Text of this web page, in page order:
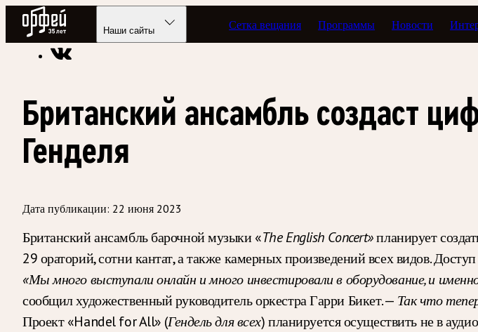
Радио Орфей
Наши сайты Сетка вещания Программы Новости
Радио классической музыки «Орфей» Новости
Британский ансамбль создаст
Генделя
Дата публикации: 22 июня 2023
Британский ансамбль барочной музыки «The English Concert»планирует
29 ораторий, сотни кантат, а также камерных произведений всех видов.
«Мы много выступали онлайн и много инвестировали в оборудование, и
сообщил художественный руководитель оркестра Гарри Бикет. — Так что
Проект «Handel for All» (Гендель для всех) планируется осуществить не в